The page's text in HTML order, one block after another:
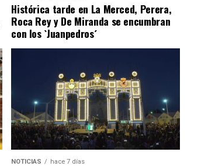
Histórica tarde en La Merced, Perera,
Roca Rey y De Miranda se encumbran
con los `Juanpedros´
NOTICIAS hace 7 días